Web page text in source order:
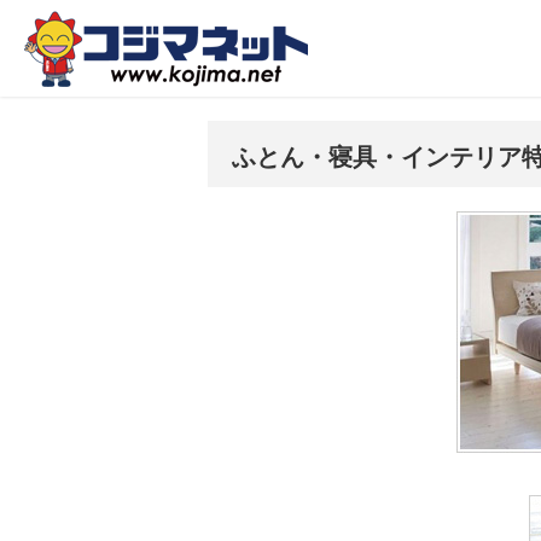
ふとん・寝具・インテリア